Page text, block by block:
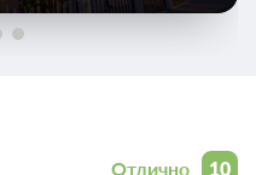
10
Отлично